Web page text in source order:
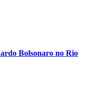
Bolsonaro no Rio